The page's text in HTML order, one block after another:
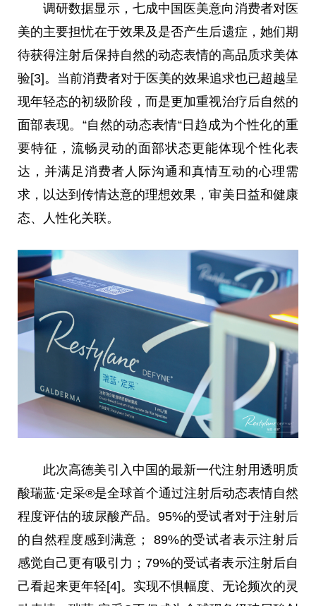
调研数据显示，七成中国 医美意向消费者对医
美的主要担忧在于效果及是否产生后遗症，她们期
待获得注射后保持自然的动态表情的高品质求美体
验[3]。当前消费者对于医美的效果追求也已超越呈
现年轻态的初级阶段，而是更加重视治疗后自然的
面部表现。“自然的动态表情“日趋成为个性化的重
要特征，流畅灵动的面部状态更能体现个性化表
达，并满足消费者人际沟通和真情互动的心理需
求，以达到传情达意的理想效果，审美日益和健康
态、人性化关联。
此次高德美引入 中国 的最新一代注射用透明质
酸瑞蓝·定采®是全球首个通过注射后动态表情自然
程度评估的玻尿酸产品。95%的受试者对于注射后
的自然程度感到满意； 89%的受试者表示注射后
感觉自己更有吸引力；79%的受试者表示注射后自
己看起来更年轻[4]。实现不惧幅度、无论频次的灵